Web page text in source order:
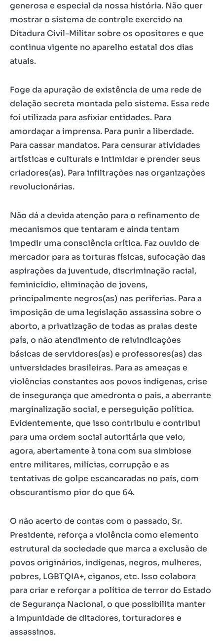
generosa e especial da nossa história. Não quer
mostrar o sistema de controle exercido na
Ditadura Civil-Militar sobre os opositores e que
continua vigente no aparelho estatal dos dias
atuais.
Foge da apuração de existência de uma rede de
delação secreta montada pelo sistema. Essa rede
foi utilizada para asfixiar entidades. Para
amordaçar a imprensa. Para punir a liberdade.
Para cassar mandatos. Para censurar atividades
artísticas e culturais e intimidar e prender seus
criadores(as). Para infiltrações nas organizações
revolucionárias.
Não dá a devida atenção para o refinamento de
mecanismos que tentaram e ainda tentam
impedir uma consciência crítica. Faz ouvido de
mercador para as torturas físicas, sufocação das
aspirações da juventude, discriminação racial,
feminicídio, eliminação de jovens,
principalmente negros(as) nas periferias. Para a
imposição de uma legislação assassina sobre o
aborto, a privatização de todas as praias deste
país, o não atendimento de reivindicações
básicas de servidores(as) e professores(as) das
universidades brasileiras. Para as ameaças e
violências constantes aos povos indígenas, crise
de insegurança que amedronta o país, a aberrante
marginalização social, e perseguição política.
Evidentemente, que isso contribuiu e contribui
para uma ordem social autoritária que veio,
agora, abertamente à tona com sua simbiose
entre militares, milícias, corrupção e as
tentativas de golpe escancaradas no país, com
obscurantismo pior do que 64.
O não acerto de contas com o passado, Sr.
Presidente, reforça a violência como elemento
estrutural da sociedade que marca a exclusão de
povos originários, indígenas, negros, mulheres,
pobres, LGBTQIA+, ciganos, etc. Isso colabora
para criar e reforçar a política de terror do Estado
de Segurança Nacional, o que possibilita manter
a impunidade de ditadores, torturadores e
assassinos.